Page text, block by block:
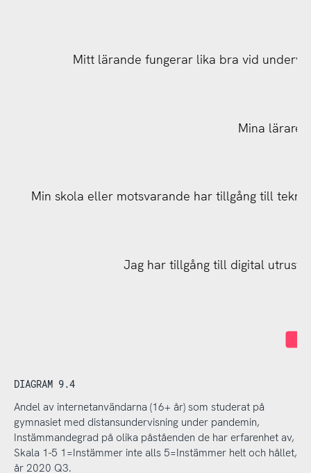
Min skola eller motsvarande har tillgång till
Jag har tillgång till digital
Min skola eller motsvarande har tillgång till
Mina lärare
Mitt lärande fungerar lika bra vid
DIAGRAM 9.4
Andel av internetanvändarna (16+ år) som studerat på
gymnasiet med distansundervisning under pandemin,
Instämmandegrad på olika påståenden de har erfarenhet av,
Skala 1-5 1=Instämmer inte alls 5=Instämmer helt och hållet,
år 2020 Q3.